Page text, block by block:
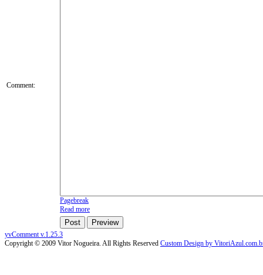
Comment:
Pagebreak
Read more
Post Preview
yvComment v.1.25.3
Copyright © 2009 Vitor Nogueira. All Rights Reserved Custom Design by